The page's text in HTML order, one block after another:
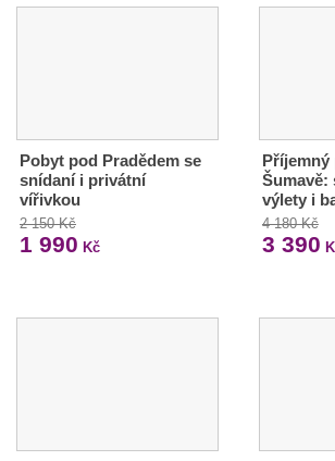
Pobyt pod Pradědem se
snídaní i privátní
vířivkou
2 150 Kč
1 990 Kč
Příjemný
Šumavě:
výlety i
4 180 Kč
3 390